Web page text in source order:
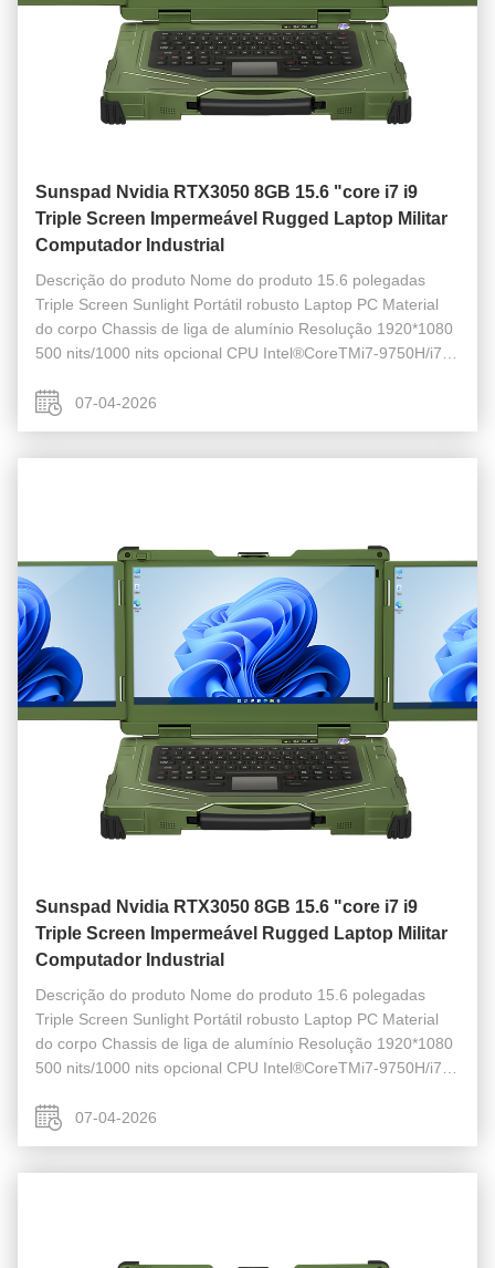
Sunspad Nvidia RTX3050 8GB 15.6 "core i7 i9
Triple Screen Impermeável Rugged Laptop Militar
Computador Industrial
Descrição do produto Nome do produto 15.6 polegadas
Triple Screen Sunlight Portátil robusto Laptop PC Material
do corpo Chassis de liga de alumínio Resolução 1920*1080
500 nits/1000 nits opcional CPU Intel®CoreTMi7-9750H/i7
8GB/16GB/32GB/64GB M.2 NVME M.2 2280 ...
07-04-2026
Sunspad Nvidia RTX3050 8GB 15.6 "core i7 i9
Triple Screen Impermeável Rugged Laptop Militar
Computador Industrial
Descrição do produto Nome do produto 15.6 polegadas
Triple Screen Sunlight Portátil robusto Laptop PC Material
do corpo Chassis de liga de alumínio Resolução 1920*1080
500 nits/1000 nits opcional CPU Intel®CoreTMi7-9750H/i7
8GB/16GB/32GB/64GB M.2 NVME M.2 2280 ...
07-04-2026